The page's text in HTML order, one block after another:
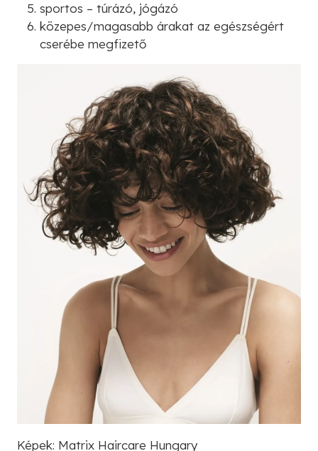
sportos – túrázó, jógázó
közepes/magasabb árakat az egészségért
cserébe megfizető
Képek: Matrix Haircare Hungary